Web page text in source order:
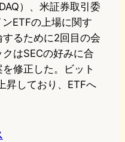
）、米証券取引委
ETFの上場に関す
るために2回目の会
はSECの好みに合
修正した。ビット
昇しており、ETFへ